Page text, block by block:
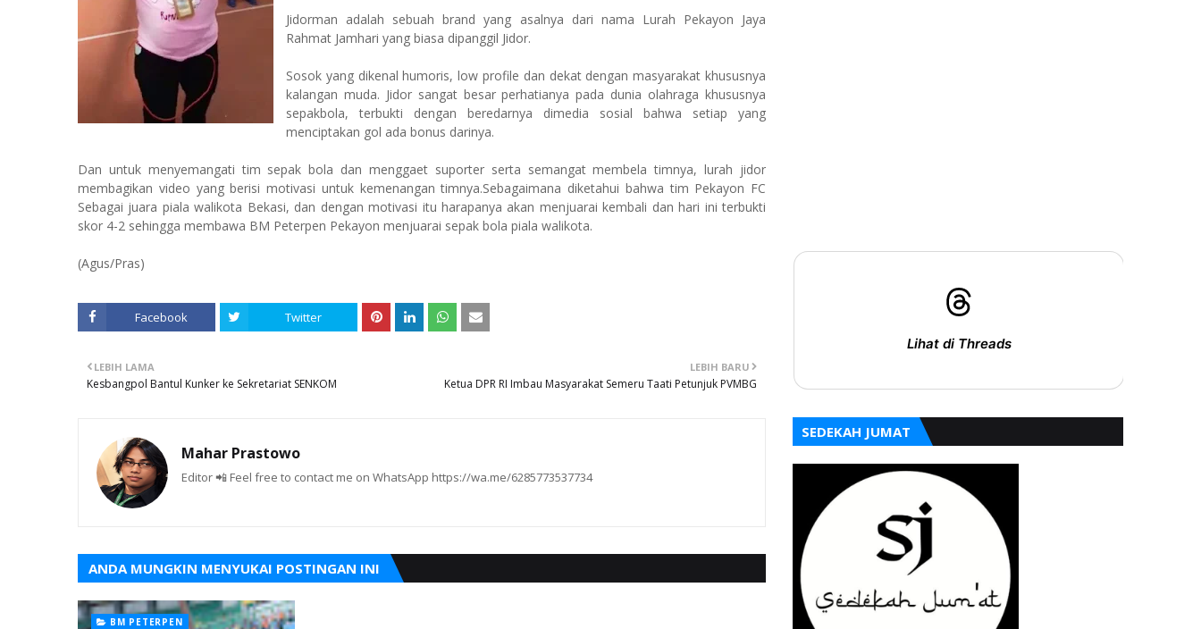
Jidorman adalah sebuah brand yang asalnya dari nama Lurah Pekayon Jaya
Rahmat Jamhari yang biasa dipanggil Jidor.
Sosok yang dikenal humoris, low profile dan dekat dengan masyarakat khususnya
kalangan muda. Jidor sangat besar perhatianya pada dunia olahraga khususnya
sepakbola, terbukti dengan beredarnya dimedia sosial bahwa setiap yang
menciptakan gol ada bonus darinya.
Dan untuk menyemangati tim sepak bola dan menggaet suporter serta semangat membela timnya, lurah jidor
membagikan video yang berisi motivasi untuk kemenangan timnya.Sebagaimana diketahui bahwa tim Pekayon FC
Sebagai juara piala walikota Bekasi, dan dengan motivasi itu harapanya akan menjuarai kembali dan hari ini terbukti
skor 4-2 sehingga membawa BM Peterpen Pekayon menjuarai sepak bola piala walikota.
(Agus/Pras)
Facebook Twitter
LEBIH BARU
Ketua DPR RI Imbau Masyarakat Semeru Taati Petunjuk PVMBG
LEBIH LAMA
Kesbangpol Bantul Kunker ke Sekretariat SENKOM
Mahar Prastowo
Editor 📲 Feel free to contact me on WhatsApp https://wa.me/6285773537734
ANDA MUNGKIN MENYUKAI POSTINGAN INI
BM PETERPEN
Lihat di Threads
SEDEKAH JUMAT